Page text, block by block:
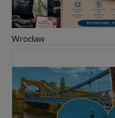
Wrocław